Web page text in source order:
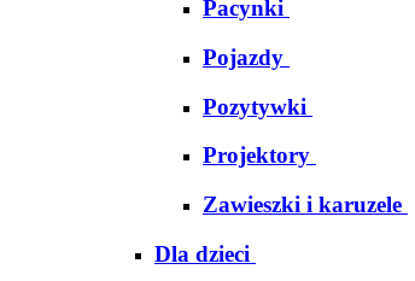
Pacynki
Pojazdy
Pozytywki
Projektory
Zawieszki i karuzele
Dla dzieci